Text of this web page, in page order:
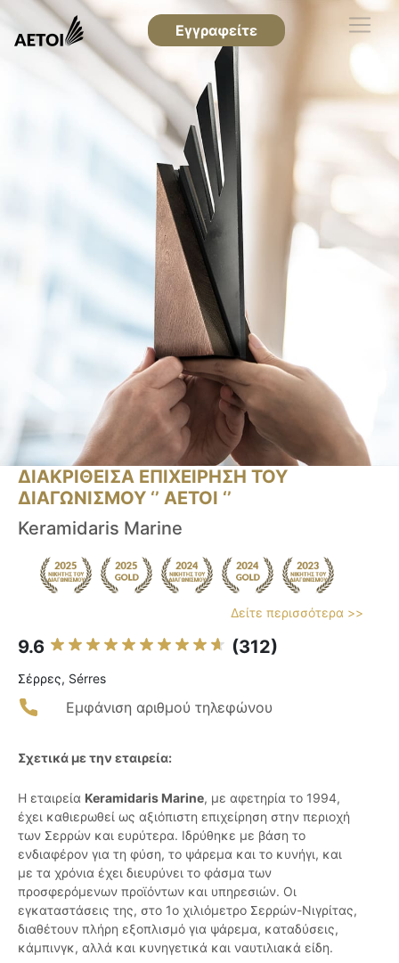
Εγγραφείτε
ΔΙΑΚΡΙΘΕΙΣΑ ΕΠΙΧΕΙΡΗΣΗ ΤΟΥ
ΔΙΑΓΩΝΙΣΜΟΥ ‘’ ΑΕΤΟΙ ‘’
Keramidaris Marine
Δείτε περισσότερα >>
9.6 (312)
Σέρρες, Sérres
Εμφάνιση αριθμού τηλεφώνου
Σχετικά με την εταιρεία:
Η εταιρεία Keramidaris Marine, με αφετηρία το 1994,
έχει καθιερωθεί ως αξιόπιστη επιχείρηση στην περιοχή
των Σερρών και ευρύτερα. Ιδρύθηκε με βάση το
ενδιαφέρον για τη φύση, το ψάρεμα και το κυνήγι, και
με τα χρόνια έχει διευρύνει το φάσμα των
προσφερόμενων προϊόντων και υπηρεσιών. Οι
εγκαταστάσεις της, στο 1ο χιλιόμετρο Σερρών-Νιγρίτας,
διαθέτουν πλήρη εξοπλισμό για ψάρεμα, καταδύσεις,
κάμπινγκ, αλλά και κυνηγετικά και ναυτιλιακά είδη.